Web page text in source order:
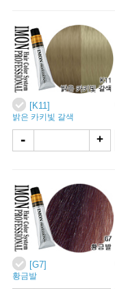
[K11]
밝은 카키빛 갈색
- +
[G7]
황금발